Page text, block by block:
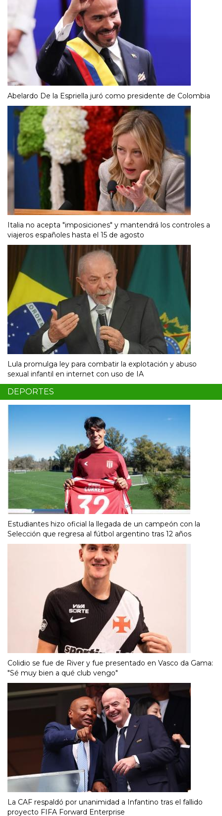
Abelardo De la Espriella juró como presidente de Colombia
Italia no acepta "imposiciones" y mantendrá los controles a
viajeros españoles hasta el 15 de agosto
Lula promulga ley para combatir la explotación y abuso
sexual infantil en internet con uso de IA
DEPORTES
Estudiantes hizo oficial la llegada de un campeón con la
Selección que regresa al fútbol argentino tras 12 años
Colidio se fue de River y fue presentado en Vasco da Gama:
"Sé muy bien a qué club vengo"
La CAF respaldó por unanimidad a Infantino tras el fallido
proyecto FIFA Forward Enterprise